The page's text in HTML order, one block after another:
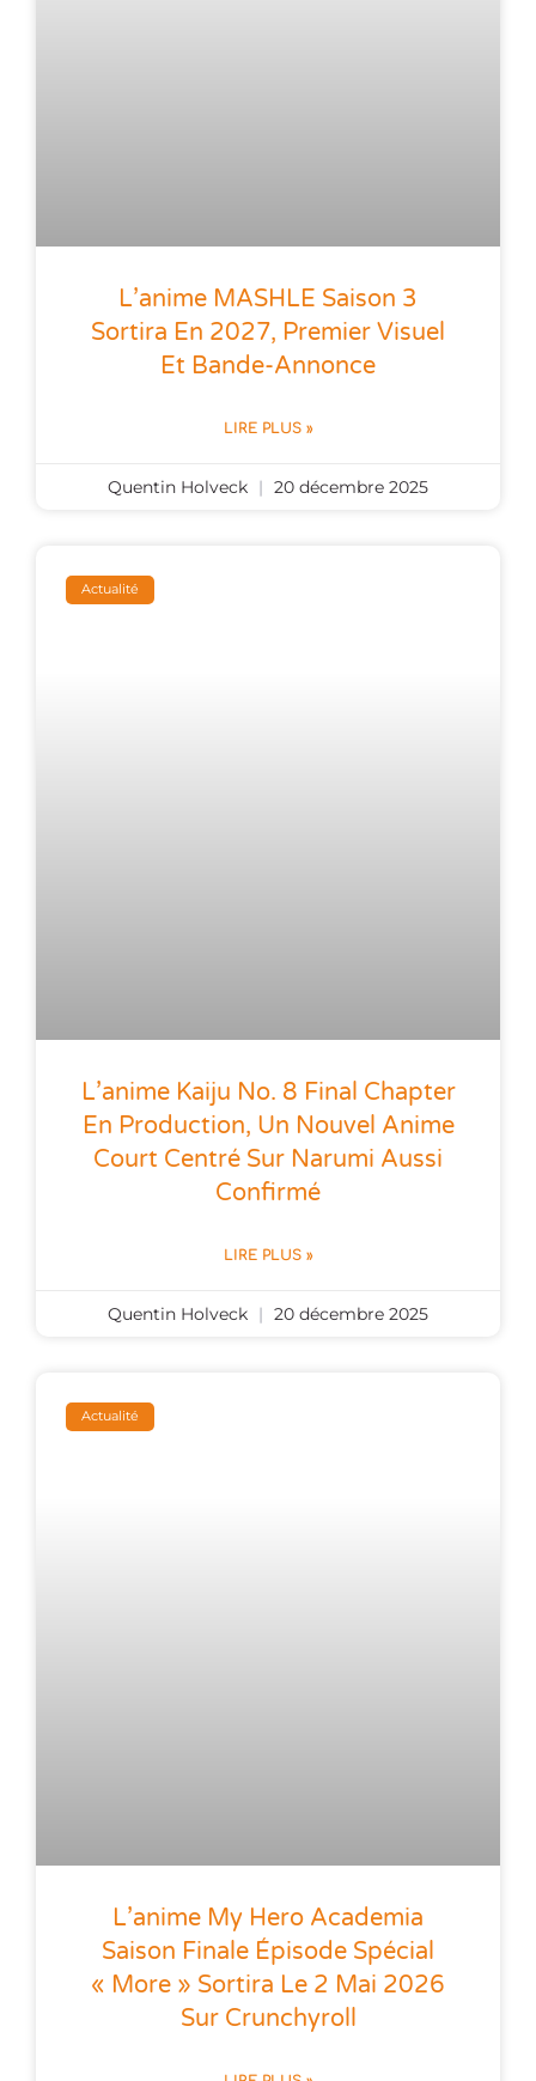
L’anime MASHLE Saison 3
Sortira En 2027, Premier Visuel
Et Bande-Annonce
LIRE PLUS »
Quentin Holveck 20 décembre 2025
Actualité
L’anime Kaiju No. 8 Final Chapter
En Production, Un Nouvel Anime
Court Centré Sur Narumi Aussi
Confirmé
LIRE PLUS »
Quentin Holveck 20 décembre 2025
Actualité
L’anime My Hero Academia
Saison Finale Épisode Spécial
« More » Sortira Le 2 Mai 2026
Sur Crunchyroll